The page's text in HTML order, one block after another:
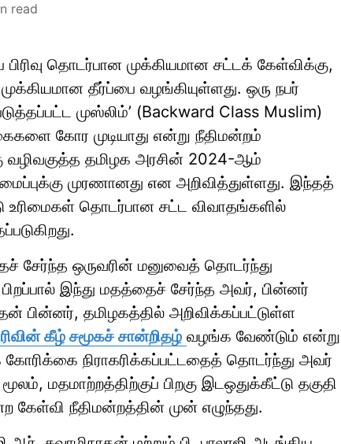
read
தொடர்பான முக்கியமான சட்டக் கேள்விக்கு,
தீர்ப்பை வழங்கியுள்ளது. ஒரு நபர்
முஸ்லிம்’ (Backward Class Muslim)
கோர முடியாது என்று நீதிமன்றம்
வழிவகுத்த தமிழக அரசின் 2024-ஆம்
முரணானது என அறிவித்துள்ளது. இந்தத்
உரிமைகள் தொடர்பான சட்ட விவாதங்களில்
சேர்ந்த ஒருவரின் மனுவைத் தொடர்ந்து
இந்து மதத்தைச் சேர்ந்த அவர், பின்னர்
பின்னர், தமிழகத்தில் அறிவிக்கப்பட்டுள்ள
கீழ் சமூகச் சான்றிதழ் வழங்க வேண்டும் என்று
நிராகரிக்கப்பட்டதைத் தொடர்ந்து அவர்
மதமாற்றத்திற்குப் பிறகு இடஒதுக்கீட்டு தகுதி
கேள்வி நீதிமன்றத்தின் முன் எழுந்தது.